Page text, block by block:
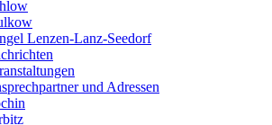
Lenzen-Lanz-Seedorf
und Adressen